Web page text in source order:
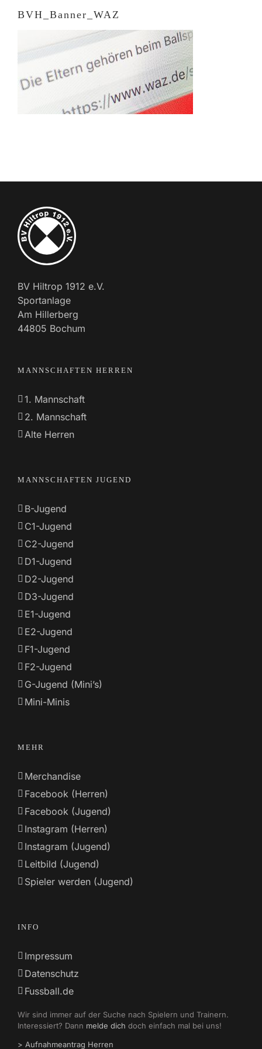
BVH_Banner_WAZ
BV Hiltrop 1912 e.V.
Sportanlage
Am Hillerberg
44805 Bochum
MANNSCHAFTEN HERREN
1. Mannschaft
2. Mannschaft
Alte Herren
MANNSCHAFTEN JUGEND
B-Jugend
C1-Jugend
C2-Jugend
D1-Jugend
D2-Jugend
D3-Jugend
E1-Jugend
E2-Jugend
F1-Jugend
F2-Jugend
G-Jugend (Mini’s)
Mini-Minis
MEHR
Merchandise
Facebook (Herren)
Facebook (Jugend)
Instagram (Herren)
Instagram (Jugend)
Leitbild (Jugend)
Spieler werden (Jugend)
INFO
Impressum
Datenschutz
Fussball.de
Wir sind immer auf der Suche nach Spielern und Trainern.
Interessiert? Dann melde dich doch einfach mal bei uns!
> Aufnahmeantrag Herren